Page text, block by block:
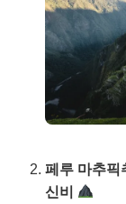
페루 마추픽
신비